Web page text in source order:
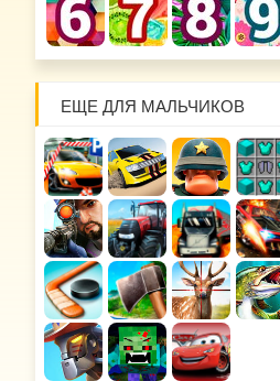
ЕЩЕ ДЛЯ МАЛЬЧИКОВ